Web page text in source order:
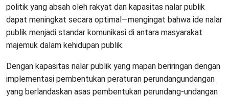
politik yang absah oleh rakyat dan kapasitas nalar publik
dapat meningkat secara optimal—mengingat bahwa ide nalar
publik menjadi standar komunikasi di antara masyarakat
majemuk dalam kehidupan publik.
Dengan kapasitas nalar publik yang mapan beriringan dengan
implementasi pembentukan peraturan perundangundangan
yang berlandaskan asas pembentukan perundang-undangan